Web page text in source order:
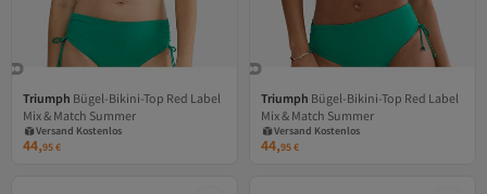
Triumph Bügel-Bikini-Top Red Label
Mix & Match Summer
Versand Kostenlos
Gratis Versand
Versand Kostenlos
44,95€
Triumph Bügel-Bikini-Top Red Label
Mix & Match Summer
Versand Kostenlos
Gratis Versand
Versand Kostenlos
44,95€